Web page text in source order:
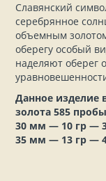
Славянский
серебрянное
объемным
оберегу особый
наделяют оберег
Данное изделие
золота 585
30 мм — 10 гр —
35 мм — 13 гр —